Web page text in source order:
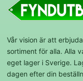
Vår vision är att
sortiment för alla. Alla
eget lager i Sverige.
dagen efter din